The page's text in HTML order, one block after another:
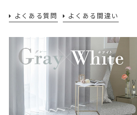
よくある質問 よくある間違い